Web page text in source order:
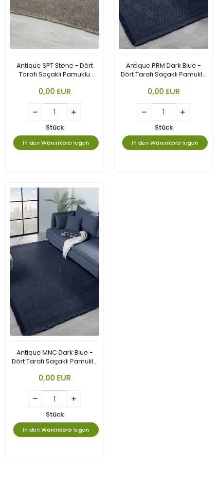
Antique SPT Stone - Dört
Tarafı Saçaklı Pamuklu
0,00 EUR
Stück
In den Warenkorb legen
Antique PRM Dark Blue -
Dört Tarafı Saçaklı Pamuklu
0,00 EUR
Stück
In den Warenkorb legen
Antique MNC Dark Blue -
Dört Tarafı Saçaklı Pamuklu
0,00 EUR
Stück
In den Warenkorb legen